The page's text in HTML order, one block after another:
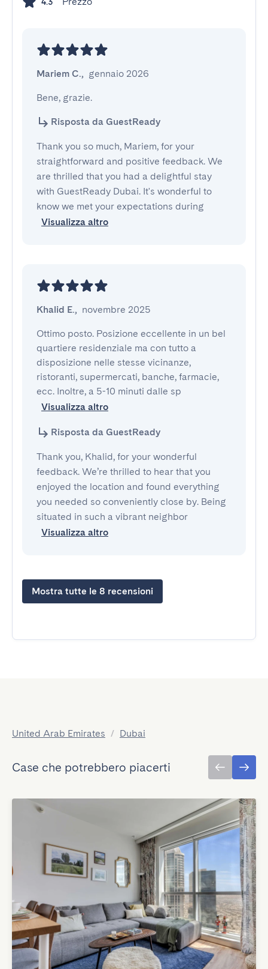
Mariem C., gennaio 2026
Bene, grazie.
Risposta da GuestReady
Thank you so much, Mariem, for your
straightforward and positive feedback. We
are thrilled that you had a delightful stay
with GuestReady Dubai. It's wonderful to
know we met your expectations during
Visualizza altro
Khalid E., novembre 2025
Ottimo posto. Posizione eccellente in un bel
quartiere residenziale ma con tutto a
disposizione nelle stesse vicinanze,
ristoranti, supermercati, banche, farmacie,
ecc. Inoltre, a 5-10 minuti dalle sp
Visualizza altro
Risposta da GuestReady
Thank you, Khalid, for your wonderful
feedback. We’re thrilled to hear that you
enjoyed the location and found everything
you needed so conveniently close by. Being
situated in such a vibrant neighbor
Visualizza altro
Mostra tutte le 8 recensioni
United Arab Emirates / Dubai
Case che potrebbero piacerti